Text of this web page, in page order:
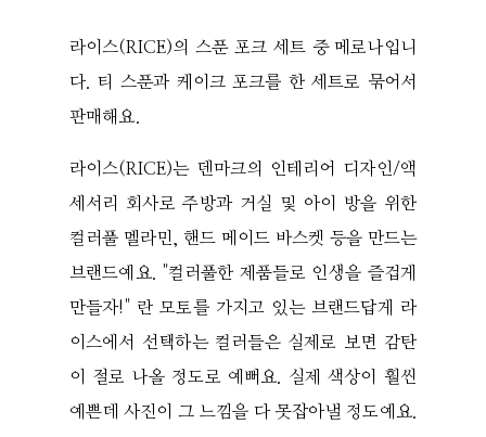
라이스(RICE)의 스푼 포크 세트 중 메로나입니
다. 티 스푼과 케이크 포크를 한 세트로 묶어서
판매해요.
라이스(RICE)는 덴마크의 인테리어 디자인/액
세서리 회사로 주방과 거실 및 아이 방을 위한
컬러풀 멜라민, 핸드 메이드 바스켓 등을 만드는
브랜드예요. "컬러풀한 제품들로 인생을 즐겁게
만들자!" 란 모토를 가지고 있는 브랜드답게 라
이스에서 선택하는 컬러들은 실제로 보면 감탄
이 절로 나올 정도로 예뻐요. 실제 색상이 훨씬
예쁜데 사진이 그 느낌을 다 못잡아낼 정도예요.